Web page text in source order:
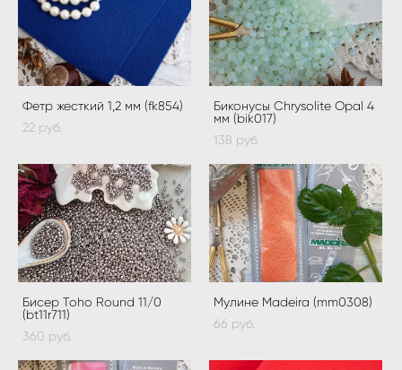
Фетр жесткий 1,2 мм (fk854)
22 pуб.
Биконусы Chrysolite Opal 4
мм (bik017)
138 pуб.
Бисер Toho Round 11/0
(bt11r711)
360 pуб.
Мулине Madeira (mm0308)
66 pуб.